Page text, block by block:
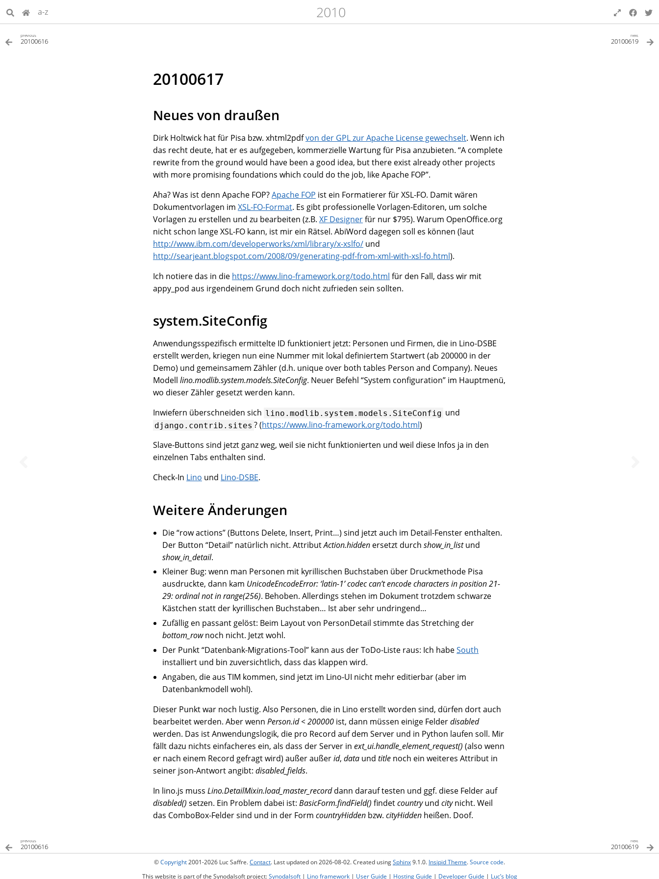
a-z 2010
previous
20100616
next
20100619
20100617
Neues von draußen
Dirk Holtwick hat für Pisa bzw. xhtml2pdfvon der GPL zur Apache License gewechselt. Wenn ich
das recht deute, hat er es aufgegeben, kommerzielle Wartung für Pisa anzubieten. “A complete
rewrite from the ground would have been a good idea, but there exist already other projects
with more promising foundations which could do the job, like Apache FOP”.
Aha? Was ist denn Apache FOP?Apache FOP ist ein Formatierer für XSL-FO. Damit wären
Dokumentvorlagen im XSL-FO-Format. Es gibt professionelle Vorlagen-Editoren, um solche
Vorlagen zu erstellen und zu bearbeiten (z.B. XF Designerfür nur $795). Warum OpenOffice.org
nicht schon lange XSL-FO kann, ist mir ein Rätsel. AbiWord dagegen soll es können (laut
http://www.ibm.com/developerworks/xml/library/x-xslfo/ und
http://searjeant.blogspot.com/2008/09/generating-pdf-from-xml-with-xsl-fo.html).
Ich notiere das in die https://www.lino-framework.org/todo.html für den Fall, dass wir mit
appy_pod aus irgendeinem Grund doch nicht zufrieden sein sollten.
system.SiteConfig
Anwendungsspezifisch ermittelte ID funktioniert jetzt: Personen und Firmen, die in Lino-DSBE
erstellt werden, kriegen nun eine Nummer mit lokal definiertem Startwert (ab 200000 in der
Demo) und gemeinsamem Zähler (d.h. unique over both tables Person and Company). Neues
Modell lino.modlib.system.models.SiteConfig. Neuer Befehl “System configuration” im Hauptmenü,
wo dieser Zähler gesetzt werden kann.
Inwiefern überschneiden sich lino.modlib.system.models.SiteConfig und
django.contrib.sites ? (https://www.lino-framework.org/todo.html)
Slave-Buttons sind jetzt ganz weg, weil sie nicht funktionierten und weil diese Infos ja in den
einzelnen Tabs enthalten sind.
Check-In Lino und Lino-DSBE.
Weitere Änderungen
Die “row actions” (Buttons Delete, Insert, Print…) sind jetzt auch im Detail-Fenster enthalten.
Der Button “Detail” natürlich nicht. AttributAction.hidden ersetzt durchshow_in_listund
show_in_detail.
Kleiner Bug: wenn man Personen mit kyrillischen Buchstaben über Druckmethode Pisa
ausdruckte, dann kam UnicodeEncodeError: ‘latin-1’ codec can’t encode characters in position 21-
29: ordinal not in range(256). Behoben. Allerdings stehen im Dokument trotzdem schwarze
Kästchen statt der kyrillischen Buchstaben… Ist aber sehr undringend…
Zufällig en passant gelöst: Beim Layout von PersonDetail stimmte das Stretching der
bottom_rownoch nicht. Jetzt wohl.
Der Punkt “Datenbank-Migrations-Tool” kann aus der ToDo-Liste raus: Ich habeSouth
installiert und bin zuversichtlich, dass das klappen wird.
Angaben, die aus TIM kommen, sind jetzt im Lino-UI nicht mehr editierbar (aber im
Datenbankmodell wohl).
Dieser Punkt war noch lustig. Also Personen, die in Lino erstellt worden sind, dürfen dort auch
bearbeitet werden. Aber wenn Person.id < 200000 ist, dann müssen einige Felderdisabled
werden. Das ist Anwendungslogik, die pro Record auf dem Server und in Python laufen soll. Mir
fällt dazu nichts einfacheres ein, als dass der Server in ext_ui.handle_element_request() (also wenn
er nach einem Record gefragt wird) außer außerid, data und title noch ein weiteres Attribut in
seiner json-Antwort angibt: disabled_fields.
In lino.js muss Lino.DetailMixin.load_master_recorddann darauf testen und ggf. diese Felder auf
disabled() setzen. Ein Problem dabei ist: BasicForm.findField() findetcountryund citynicht. Weil
das ComboBox-Felder sind und in der Form countryHidden bzw. cityHidden heißen. Doof.
previous
20100616
next
20100619
©Copyright2001-2026 Luc Saffre.Contact. Last updated on 2026-08-02. Created usingSphinx9.1.0. Insipid Theme.Source code.
This website is part of the Synodalsoft project:Synodalsoft| Lino framework| User Guide | Hosting Guide | Developer Guide | Luc’s blog